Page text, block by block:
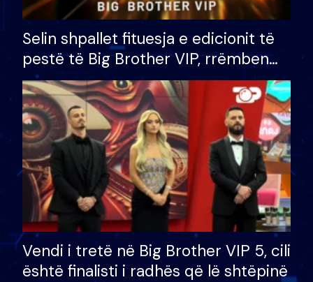
Selin shpallet fituesja e edicionit të
pestë të Big Brother VIP, rrëmben
çmimin e madh prej 100 mijë eurosh
Vendi i tretë në Big Brother VIP 5, cili
është finalisti i radhës që lë shtëpinë